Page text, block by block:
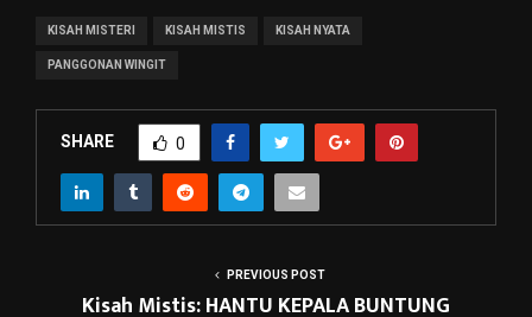
KISAH MISTERI KISAH MISTIS KISAH NYATA
PANGGONAN WINGIT
SHARE 0
PREVIOUS POST
Kisah Mistis: HANTU KEPALA BUNTUNG